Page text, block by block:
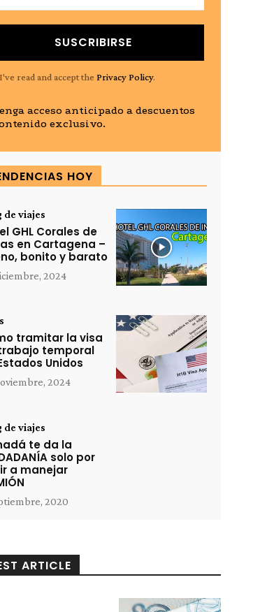
SUSCRIBIRSE
I've read and accept the Privacy Policy.
acceso anticipado a descuentos
exclusivo.
HOY
de viajes
GHL Corales de
en Cartagena –
bonito y barato
2024
tramitar la visa
temporal
Unidos
2024
de viajes
te da la
solo por
a manejar
2020
ARTICLE